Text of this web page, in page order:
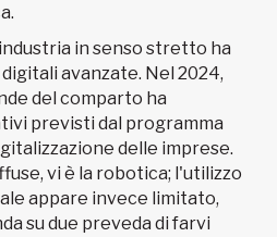
in senso stretto ha
avanzate. Nel 2024,
del comparto ha
previsti dal programma
delle imprese.
vi è la robotica; l'utilizzo
appare invece limitato,
su due preveda di farvi